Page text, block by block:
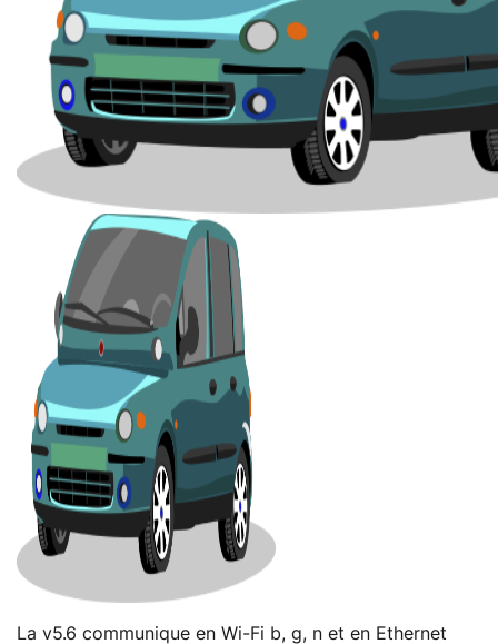
La v5.6 communique en Wi-Fi b, g, n et en Ethernet